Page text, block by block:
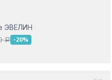
ЭВЕЛИН
a -20%